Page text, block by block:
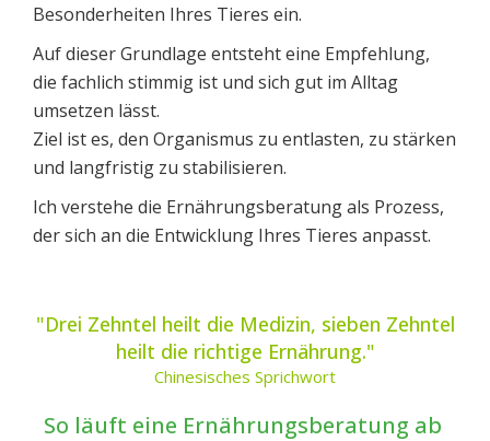
Besonderheiten Ihres Tieres ein.
Auf dieser Grundlage entsteht eine Empfehlung,
die fachlich stimmig ist und sich gut im Alltag
umsetzen lässt.
Ziel ist es, den Organismus zu entlasten, zu stärken
und langfristig zu stabilisieren.
Ich verstehe die Ernährungsberatung als Prozess,
der sich an die Entwicklung Ihres Tieres anpasst.
"Drei Zehntel heilt die Medizin, sieben Zehntel
heilt die richtige Ernährung."
Chinesisches Sprichwort
So läuft eine Ernährungsberatung ab